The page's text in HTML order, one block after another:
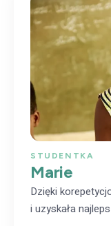
STUDENTKA
Marie
Dzięki
i uzyskała